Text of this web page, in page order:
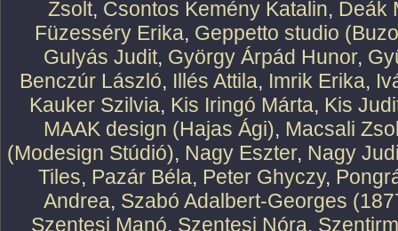
Zsolt, Csontos Kemény Katalin, Deák
Füzesséry Erika, Geppetto studio
Gulyás Judit, György Árpád Hunor,
Benczúr László, Illés Attila, Imrik Erika,
Kauker Szilvia, Kis Iringó Márta, Kis
MAAK design (Hajas Ági), Macsali
(Modesign Stúdió), Nagy Eszter, Nagy
Tiles, Pazár Béla, Peter Ghyczy,
Andrea, Szabó Adalbert-Georges
Szentesi Manó, Szentesi Nóra,